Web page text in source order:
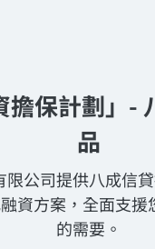
擔保計劃」-
品
限公司提供八成信
資方案，全面支
的需要。